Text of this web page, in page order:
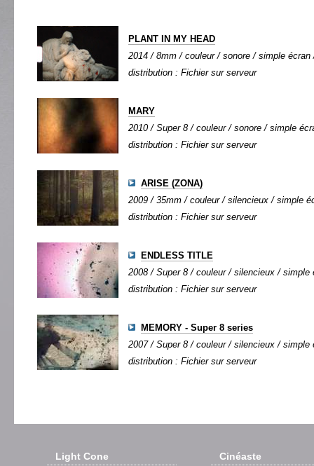
PLANT IN MY HEAD
2014 / 8mm / couleur / sonore / simple écran
distribution : Fichier sur serveur
MARY
2010 / Super 8 / couleur / sonore / simple
distribution : Fichier sur serveur
ARISE (ZONA)
2009 / 35mm / couleur / silencieux / simple
distribution : Fichier sur serveur
ENDLESS TITLE
2008 / Super 8 / couleur / silencieux / simple
distribution : Fichier sur serveur
MEMORY - Super 8 series
2007 / Super 8 / couleur / silencieux / simple
distribution : Fichier sur serveur
Light Cone Cinéaste